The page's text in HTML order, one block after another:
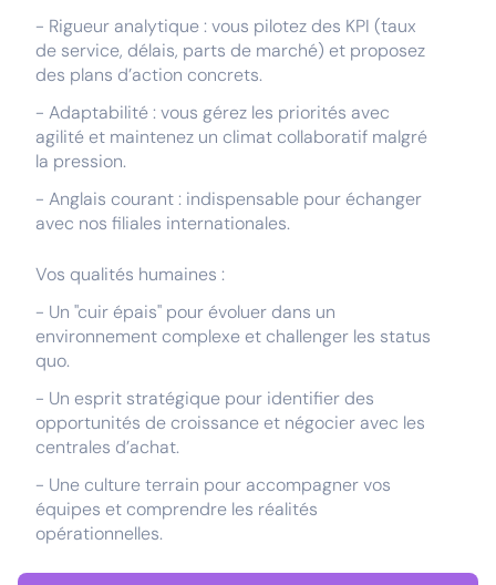
- Rigueur analytique : vous pilotez des KPI (taux
de service, délais, parts de marché) et proposez
des plans d’action concrets.
- Adaptabilité : vous gérez les priorités avec
agilité et maintenez un climat collaboratif malgré
la pression.
- Anglais courant : indispensable pour échanger
avec nos filiales internationales.
Vos qualités humaines :
- Un "cuir épais" pour évoluer dans un
environnement complexe et challenger les status
quo.
- Un esprit stratégique pour identifier des
opportunités de croissance et négocier avec les
centrales d’achat.
- Une culture terrain pour accompagner vos
équipes et comprendre les réalités
opérationnelles.